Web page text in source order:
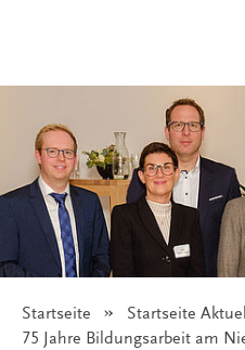
Startseite Startseite
Angezeigt:
75 Jahre Bildungsarbeit am